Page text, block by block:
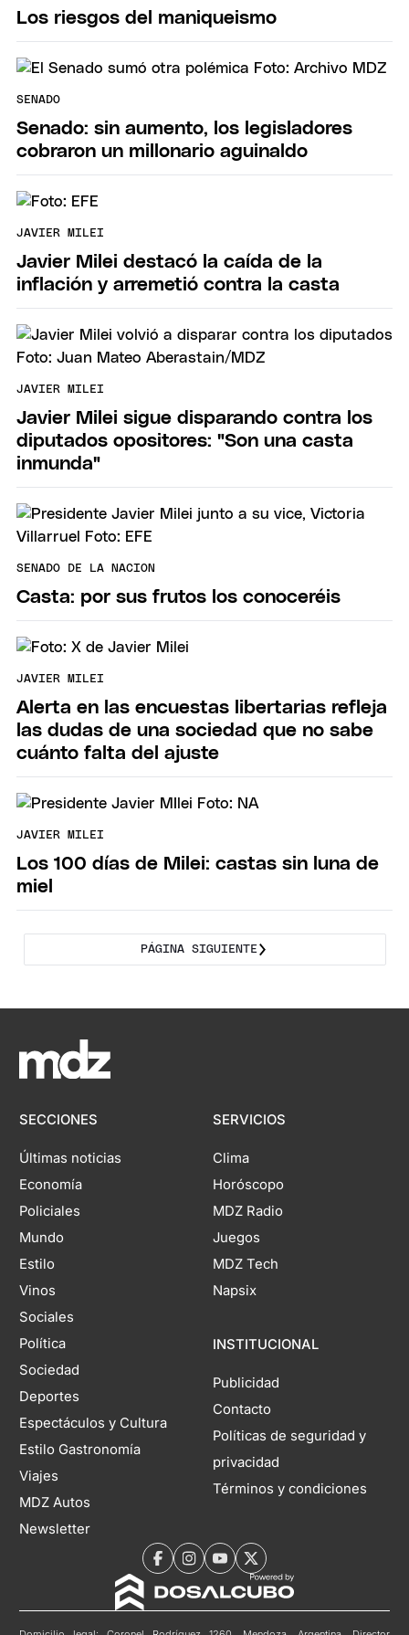
Los riesgos del maniqueismo
SENADO
Senado: sin aumento, los legisladores
cobraron un millonario aguinaldo
JAVIER MILEI
Javier Milei destacó la caída de la
inflación y arremetió contra la casta
JAVIER MILEI
Javier Milei sigue disparando contra los
diputados opositores: "Son una casta
inmunda"
SENADO DE LA NACION
Casta: por sus frutos los conoceréis
JAVIER MILEI
Alerta en las encuestas libertarias refleja
las dudas de una sociedad que no sabe
cuánto falta del ajuste
JAVIER MILEI
Los 100 días de Milei: castas sin luna de
miel
PÁGINA SIGUIENTE
SECCIONES
Últimas noticias
Economía
Policiales
Mundo
Estilo
Vinos
Sociales
Política
Sociedad
Deportes
Espectáculos y Cultura
Estilo Gastronomía
Viajes
MDZ Autos
Newsletter
SERVICIOS
Clima
Horóscopo
MDZ Radio
Juegos
MDZ Tech
Napsix
INSTITUCIONAL
Publicidad
Contacto
Políticas de seguridad y
privacidad
Términos y condiciones